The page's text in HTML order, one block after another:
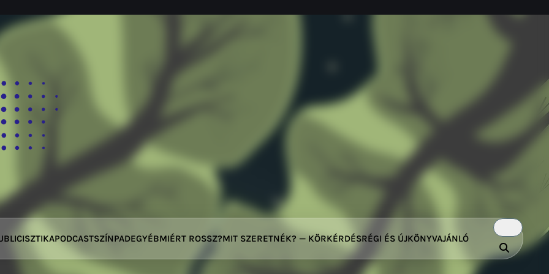
PODCASTSZÍNPADEGYÉBMIÉRT ROSSZ?MIT SZERETNÉK? — KÖRKÉRDÉSRÉGI ÉS ÚJKÖNYVAJÁNLÓ